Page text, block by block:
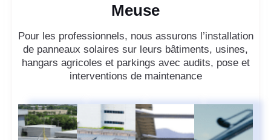
Meuse
Pour les professionnels, nous assurons l’installation
de panneaux solaires sur leurs bâtiments, usines,
hangars agricoles et parkings avec audits, pose et
interventions de maintenance